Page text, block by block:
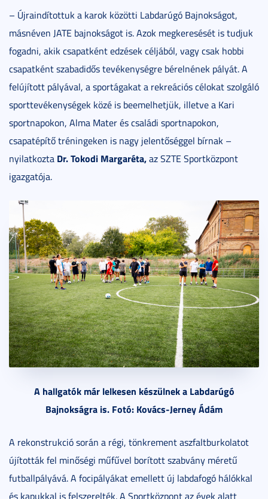
– Újraindítottuk a karok közötti Labdarúgó Bajnokságot,
másnéven JATE bajnokságot is. Azok megkeresését is tudjuk
fogadni, akik csapatként edzések céljából, vagy csak hobbi
csapatként szabadidős tevékenységre bérelnének pályát. A
felújított pályával, a sportágakat a rekreációs célokat szolgáló
sporttevékenységek közé is beemelhetjük, illetve a Kari
sportnapokon, Alma Mater és családi sportnapokon,
csapatépítő tréningeken is nagy jelentőséggel bírnak –
nyilatkozta Dr. Tokodi Margaréta,az SZTE Sportközpont
igazgatója.
A hallgatók már lelkesen készülnek a Labdarúgó
Bajnokságra is. Fotó: Kovács-Jerney Ádám
A rekonstrukció során a régi, tönkrement aszfaltburkolatot
újították fel minőségi műfűvel borított szabvány méretű
futballpályává. A focipályákat emellett új labdafogó hálókkal
és kapukkal is felszerelték. A Sportközpont az évek alatt